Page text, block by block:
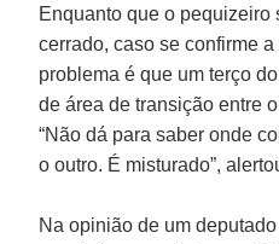
Enquanto que o pequizeiro
cerrado, caso se confirme
problema é que um terço do
de área de transição entre
“Não dá para saber onde
o outro. É misturado”,
Na opinião de um